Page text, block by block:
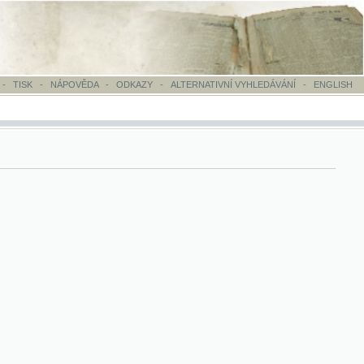
- ODKAZY - ALTERNATIVNÍ VYHLEDÁVÁNÍ- ENGLISH